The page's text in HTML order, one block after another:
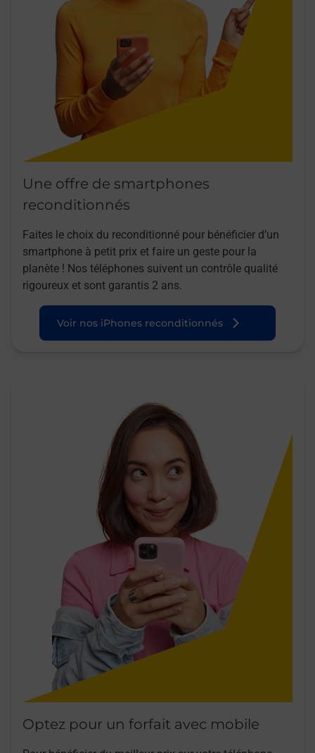
Une offre de smartphones
reconditionnés
Faites le choix du reconditionné pour bénéficier d’un
smartphone à petit prix et faire un geste pour la
planète ! Nos téléphones suivent un contrôle qualité
rigoureux et sont garantis 2 ans.
Voir nos iPhones reconditionnés
Optez pour un forfait avec mobile